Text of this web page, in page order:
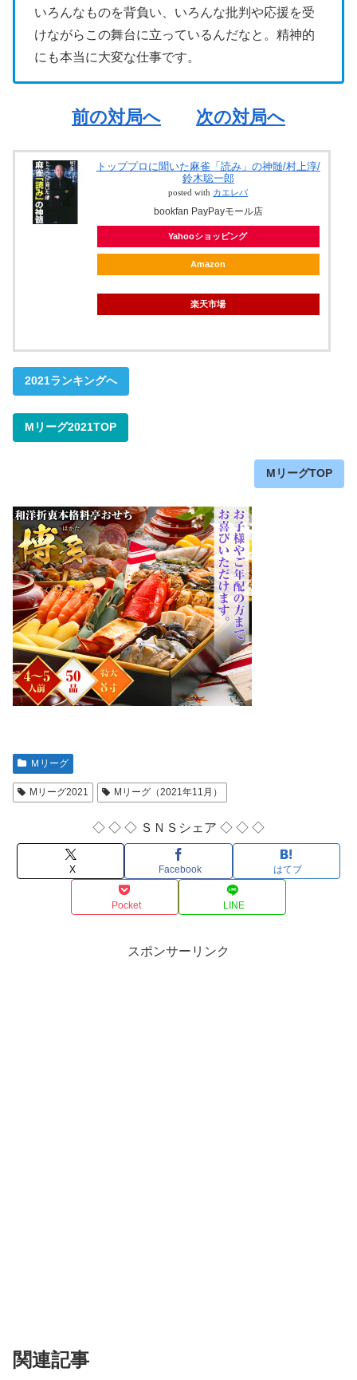
いろんなものを背負い、いろんな批判や応援を受
けながらこの舞台に立っているんだなと。精神的
にも本当に大変な仕事です。
前の対局へ 次の対局へ
トッププロに聞いた麻雀「読み」の神髄/村上淳/
鈴木聡一郎
posted with カエレバ
bookfan PayPayモール店
Yahooショッピング
Amazon
楽天市場
2021ランキングへ
Mリーグ2021TOP
MリーグTOP
Ｍリーグ
Mリーグ2021 Mリーグ（2021年11月）
◇ ◇ ◇ ＳＮＳシェア ◇ ◇ ◇
X Facebook はてブ
Pocket LINE
スポンサーリンク
関連記事